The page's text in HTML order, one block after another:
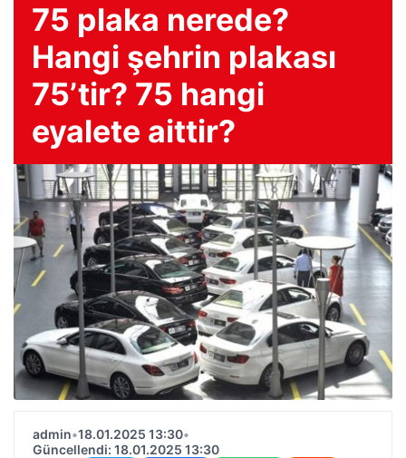
75 plaka nerede?
Hangi şehrin plakası
75’tir? 75 hangi
eyalete aittir?
admin•18.01.2025 13:30•
Güncellendi: 18.01.2025 13:30